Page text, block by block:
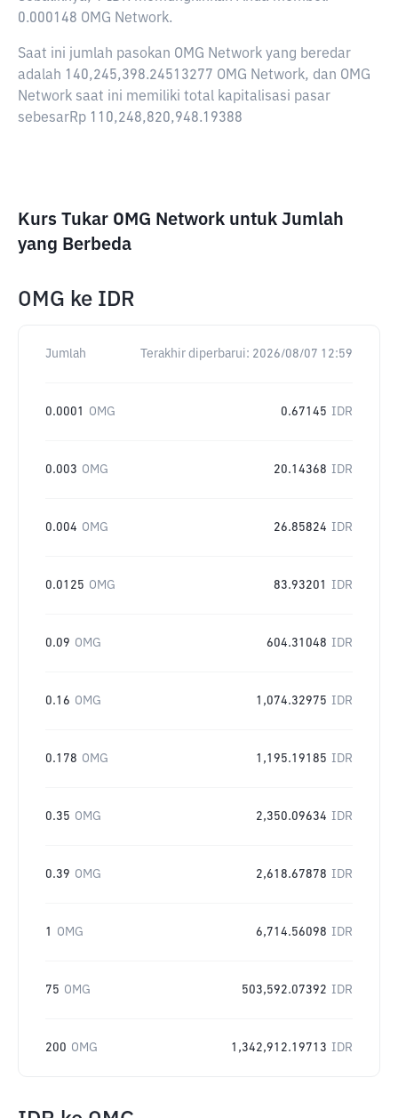
0.000148 OMG Network.
Saat ini jumlah pasokan OMG Network yang beredar
adalah 140,245,398.24513277 OMG Network, dan OMG
Network saat ini memiliki total kapitalisasi pasar
sebesarRp 110,248,820,948.19388
Kurs Tukar OMG Network untuk Jumlah
yang Berbeda
OMG ke IDR
Jumlah Terakhir diperbarui: 2026/08/07 12:59
0.0001 OMG 0.67145 IDR
0.003 OMG 20.14368 IDR
0.004 OMG 26.85824 IDR
0.0125 OMG 83.93201 IDR
0.09 OMG 604.31048 IDR
0.16 OMG 1,074.32975 IDR
0.178 OMG 1,195.19185 IDR
0.35 OMG 2,350.09634 IDR
0.39 OMG 2,618.67878 IDR
1 OMG 6,714.56098 IDR
75 OMG 503,592.07392 IDR
200 OMG 1,342,912.19713 IDR